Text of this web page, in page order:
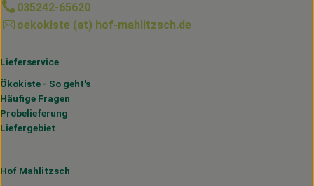
035242-65620
oekokiste (at) hof-mahlitzsch.de
Lieferservice
Ökokiste - So geht's
Häufige Fragen
Probelieferung
Liefergebiet
Hof Mahlitzsch